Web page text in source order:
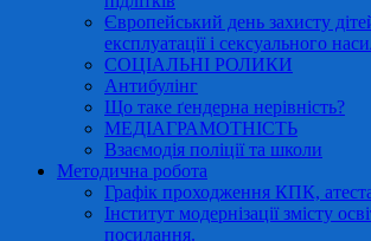
Європейський день захисту
експлуатації і сексуального
СОЦІАЛЬНІ РОЛИКИ
Антибулінг
Що таке ґендерна нерівність?
МЕДІАГРАМОТНІСТЬ
Взаємодія поліції та школи
Методична робота
Графік проходження КПК,
Інститут модернізації змісту
посилання.